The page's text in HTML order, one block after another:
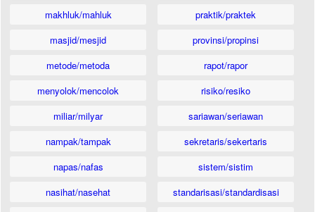
makhluk/mahluk
masjid/mesjid
metode/metoda
menyolok/mencolok
miliar/milyar
nampak/tampak
napas/nafas
nasihat/nasehat
praktik/praktek
provinsi/propinsi
rapot/rapor
risiko/resiko
sariawan/seriawan
sekretaris/sekertaris
sistem/sistim
standarisasi/standardisasi